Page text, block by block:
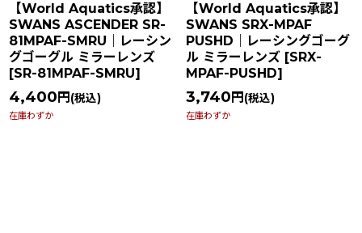
【World Aquatics承認】
SWANS ASCENDER SR-
81MPAF-SMRU｜レーシン
グゴーグル ミラーレンズ
[SR-81MPAF-SMRU]
4,400 円 (税込)
在庫わずか
【World Aquatics承認】
SWANS SRX-MPAF
PUSHD｜レーシングゴーグ
ル ミラーレンズ [SRX-
MPAF-PUSHD]
3,740 円 (税込)
在庫わずか